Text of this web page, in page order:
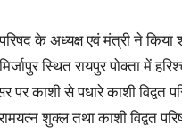
के अध्यक्ष एवं मंत्री ने किया
स्थित रायपुर पोक्ता में
पर काशी से पधारे काशी विद्वत
रामयत्न शुक्ल तथा काशी विद्वत